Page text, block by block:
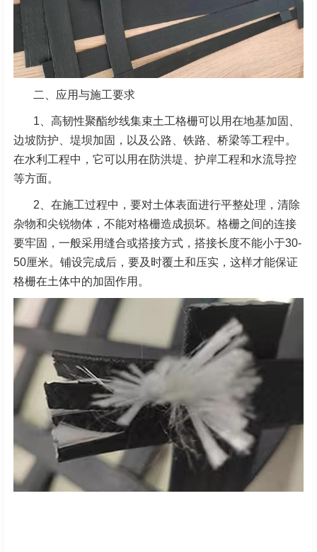
二、应用与施工要求
1、高韧性聚酯纱线集束土工格栅可以用在地基加固、
边坡防护、堤坝加固，以及公路、铁路、桥梁等工程中。
在水利工程中，它可以用在防洪堤、护岸工程和水流导控
等方面。
2、在施工过程中，要对土体表面进行平整处理，清除
杂物和尖锐物体，不能对格栅造成损坏。格栅之间的连接
要牢固，一般采用缝合或搭接方式，搭接长度不能小于30-
50厘米。铺设完成后，要及时覆土和压实，这样才能保证
格栅在土体中的加固作用。